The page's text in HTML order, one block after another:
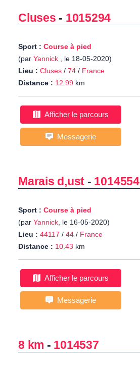
Cluses - 1015294
Sport : Course à pied
(par Yannick , le 18-05-2020)
Lieu : Cluses / 74 / France
Distance : 12.99 km
Afficher le parcours
Messagerie
Marais d,ust - 1014554
Sport : Course à pied
(par Yannick, le 16-05-2020)
Lieu : 44117 / 44 / France
Distance : 10.43 km
Afficher le parcours
Messagerie
8 km - 1014537